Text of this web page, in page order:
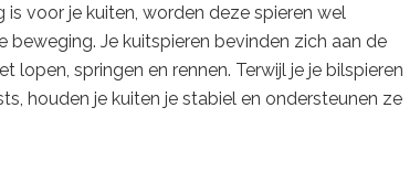
voor je kuiten, worden deze spieren wel
Je kuitspieren bevinden zich aan de
lopen, springen en rennen. Terwijl je je bilspieren
houden je kuiten je stabiel en ondersteunen ze